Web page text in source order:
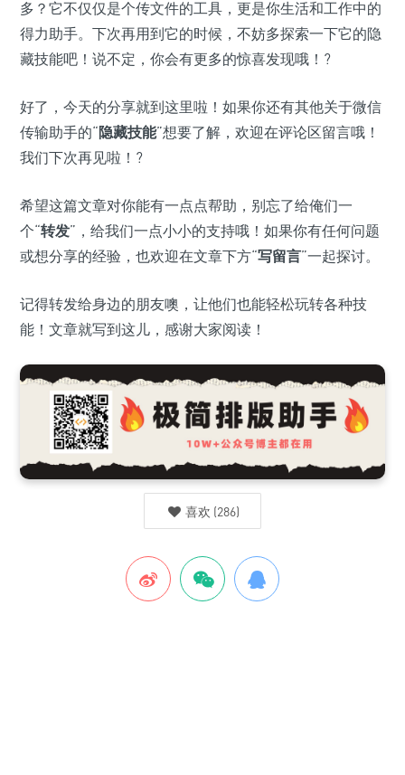
多？它不仅仅是个传文件的工具，更是你生活和工作中的
得力助手。下次再用到它的时候，不妨多探索一下它的隐
藏技能吧！说不定，你会有更多的惊喜发现哦！?
好了，今天的分享就到这里啦！如果你还有其他关于微信
传输助手的“隐藏技能”想要了解，欢迎在评论区留言哦！
我们下次再见啦！?
希望这篇文章对你能有一点点帮助，别忘了给俺们一
个“转发”，给我们一点小小的支持哦！如果你有任何问题
或想分享的经验，也欢迎在文章下方“写留言”一起探讨。
记得转发给身边的朋友噢，让他们也能轻松玩转各种技
能！文章就写到这儿，感谢大家阅读！
喜欢 (286)